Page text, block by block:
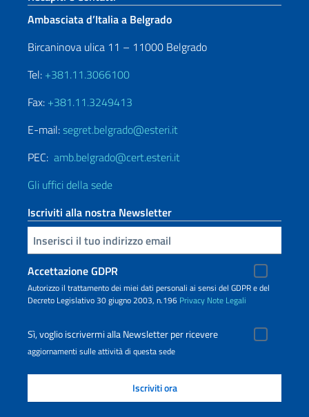
Ambasciata d’Italia a Belgrado
Bircaninova ulica 11 – 11000 Belgrado
Tel: +381.11.3066100
Fax: +381.11.3249413
E-mail:segret.belgrado@esteri.it
PEC: amb.belgrado@cert.esteri.it
Gli uffici della sede
Iscriviti alla nostra Newsletter
Inserisci la tua email
Accettazione GDPR
Autorizzo il trattamento dei miei dati personali ai sensi del GDPR e del
Decreto Legislativo 30 giugno 2003, n.196 Privacy Note Legali
Sì, voglio iscrivermi alla Newsletter per ricevere
aggiornamenti sulle attività di questa sede